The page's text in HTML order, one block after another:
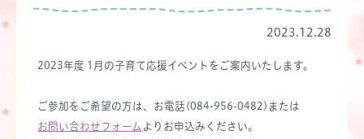
2023.12.28
2023年度 1月の子育て応援イベントをご案内いたします。
ご参加をご希望の方は、お電話(084-956-0482)または
お問い合わせフォームよりお申込みください。